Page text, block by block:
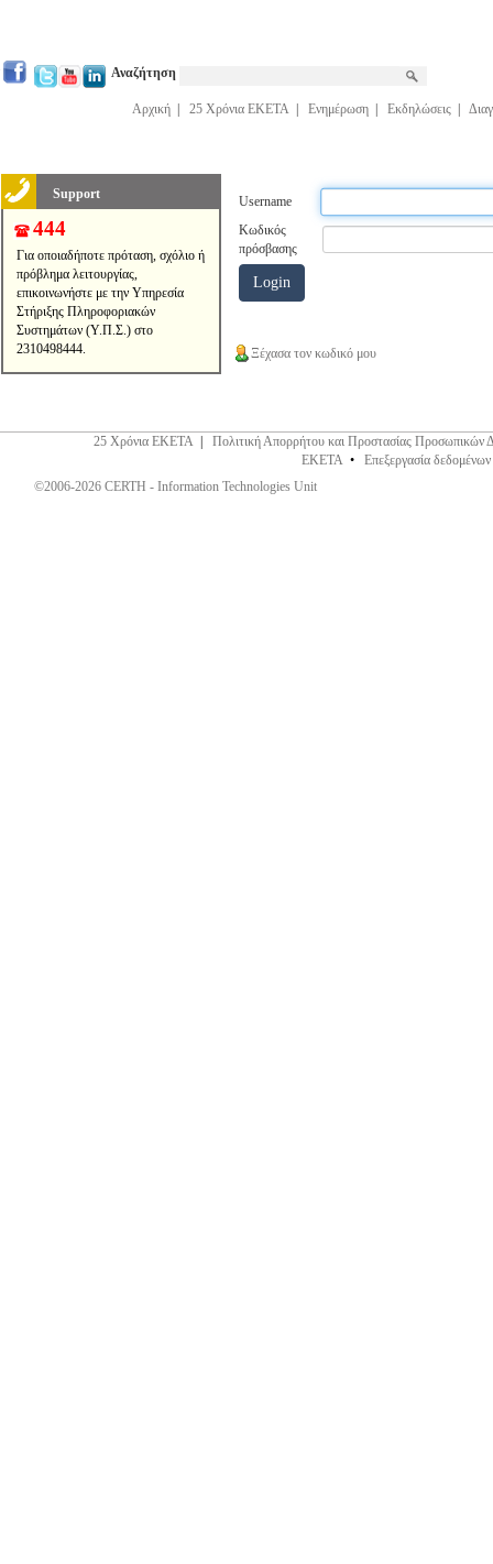
Αναζήτηση
Αρχική 25 Χρόνια ΕΚΕΤΑ Ενημέρωση Εκδηλώσεις
Support
444
Για οποιαδήποτε πρόταση, σχόλιο ή
πρόβλημα λειτουργίας,
επικοινωνήστε με την Υπηρεσία
Στήριξης Πληροφοριακών
Συστημάτων (Υ.Π.Σ.) στο
2310498444.
Username
Κωδικός
πρόσβασης
Ξέχασα τον κωδικό μου
25 Χρόνια ΕΚΕΤΑ
Πολιτική Απορρήτου και Προστασίας Προσωπικών
ΕΚΕΤΑ • Επεξεργασία
©2006-2026 CERTH - Information Technologies Unit